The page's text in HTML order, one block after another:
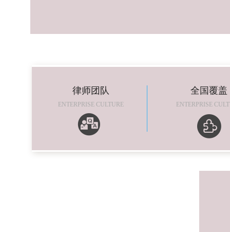
律师团队
ENTERPRISE CULTURE
全国覆盖
ENTERPRISE